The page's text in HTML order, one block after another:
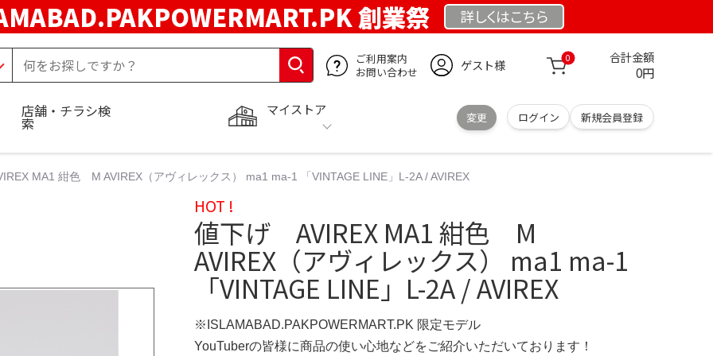
創業祭 詳しくはこちら
ご利用案内
お問い合わせ
ゲスト様 0 合計金額
0円
マイストア
変更 ログイン 新規会員登録
店舗・チラシ検
索
MA1 紺色 M AVIREX（アヴィレックス） ma1 ma-1 「VINTAGE LINE」L-2A / AVIREX
HOT !
値下げ AVIREX MA1 紺色 M
AVIREX（アヴィレックス） ma1 ma-1
「VINTAGE LINE」L-2A / AVIREX
※ISLAMABAD.PAKPOWERMART.PK 限定モデル
YouTuberの皆様に商品の使い心地などをご紹介いただいております！